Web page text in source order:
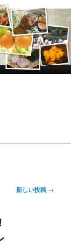
うんまい
新しい投稿 →